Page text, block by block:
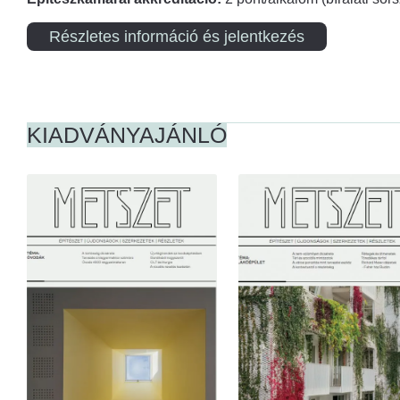
Részletes információ és jelentkezés
KIADVÁNYAJÁNLÓ